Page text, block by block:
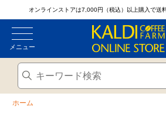
オンラインストアは7,000円（税込）以上購入で送
メニュー
ホーム